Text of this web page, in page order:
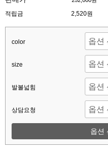
적립금 2,520원
color
size
발볼넓힘
상담요청
옵션